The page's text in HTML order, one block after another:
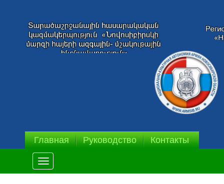
Главная Руководство Контакты
Меню